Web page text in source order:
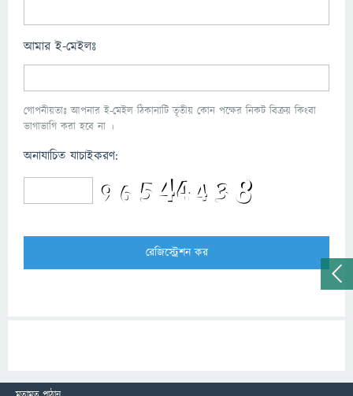
আমার ই-মেইলঃ
গোপনীয়তাঃ আপনার ই-মেইল ঠিকানাটি তৃতীয় কোন পক্ষের নিকট বিক্রয় কিংবা
ভাগাভাগি করা হবে না ।
অনাযাচিত যাচাইকরণ: